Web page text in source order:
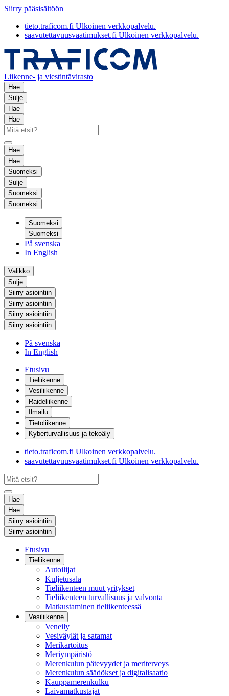
Siirry pääsisältöön
tieto.traficom.fi Ulkoinen verkkopalvelu.
saavutettavuusvaatimukset.fi Ulkoinen verkkopalvelu.
Liikenne- ja viestintävirasto
Hae
Sulje
Hae
Hae
Hae
Hae
Suomeksi
Sulje
Suomeksi
Suomeksi
Suomeksi
Suomeksi
På svenska
In English
Valikko
Sulje
Siirry asiointiin
Siirry asiointiin
Siirry asiointiin
Siirry asiointiin
På svenska
In English
Etusivu
Tieliikenne
Vesiliikenne
Raideliikenne
Ilmailu
Tietoliikenne
Kyberturvallisuus ja tekoäly
tieto.traficom.fi Ulkoinen verkkopalvelu.
saavutettavuusvaatimukset.fi Ulkoinen verkkopalvelu.
Hae
Hae
Siirry asiointiin
Siirry asiointiin
Etusivu
Tieliikenne
Autoilijat
Kuljetusala
Tieliikenteen muut yritykset
Tieliikenteen turvallisuus ja valvonta
Matkustaminen tieliikenteessä
Vesiliikenne
Veneily
Vesiväylät ja satamat
Merikartoitus
Meriympäristö
Merenkulun pätevyydet ja meriterveys
Merenkulun säädökset ja digitalisaatio
Kauppamerenkulku
Laivamatkustajat